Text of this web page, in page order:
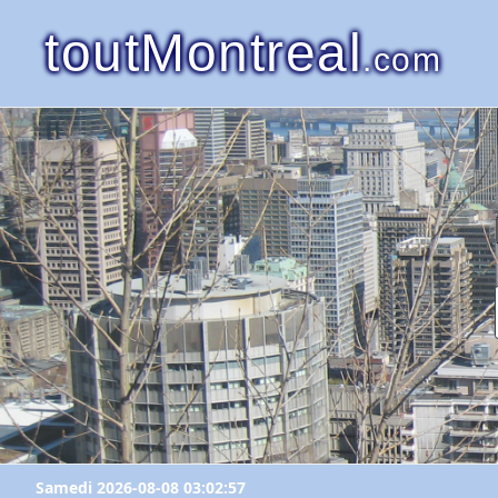
toutMontreal.com
Samedi 2026-08-08 03:02:57